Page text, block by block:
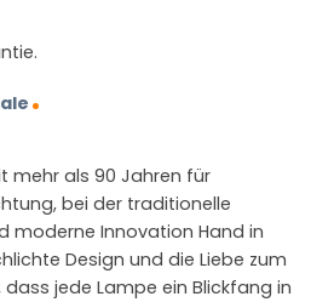
mehr als 90 Jahren für
bei der traditionelle
moderne Innovation Hand in
Design und die Liebe zum
jede Lampe ein Blickfang in